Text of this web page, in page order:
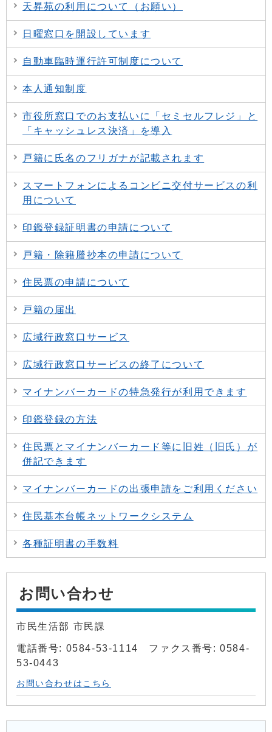
天昇苑の利用について（お願い）
日曜窓口を開設しています
自動車臨時運行許可制度について
本人通知制度
市役所窓口でのお支払いに「セミセルフレジ」と
「キャッシュレス決済」を導入
戸籍に氏名のフリガナが記載されます
スマートフォンによるコンビニ交付サービスの利
用について
印鑑登録証明書の申請について
戸籍・除籍謄抄本の申請について
住民票の申請について
戸籍の届出
広域行政窓口サービス
広域行政窓口サービスの終了について
マイナンバーカードの特急発行が利用できます
印鑑登録の方法
住民票とマイナンバーカード等に旧姓（旧氏）が
併記できます
マイナンバーカードの出張申請をご利用ください
住民基本台帳ネットワークシステム
各種証明書の手数料
お問い合わせ
市民生活部 市民課
電話番号: 0584-53-1114 ファクス番号: 0584-
53-0443
お問い合わせはこちら